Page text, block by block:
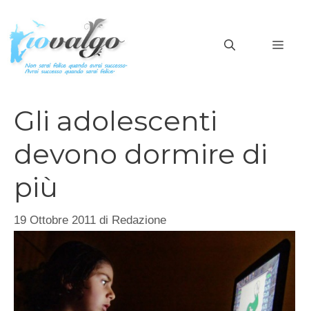
contenuto
Gli adolescenti
devono dormire di
più
19 Ottobre 2011 di Redazione